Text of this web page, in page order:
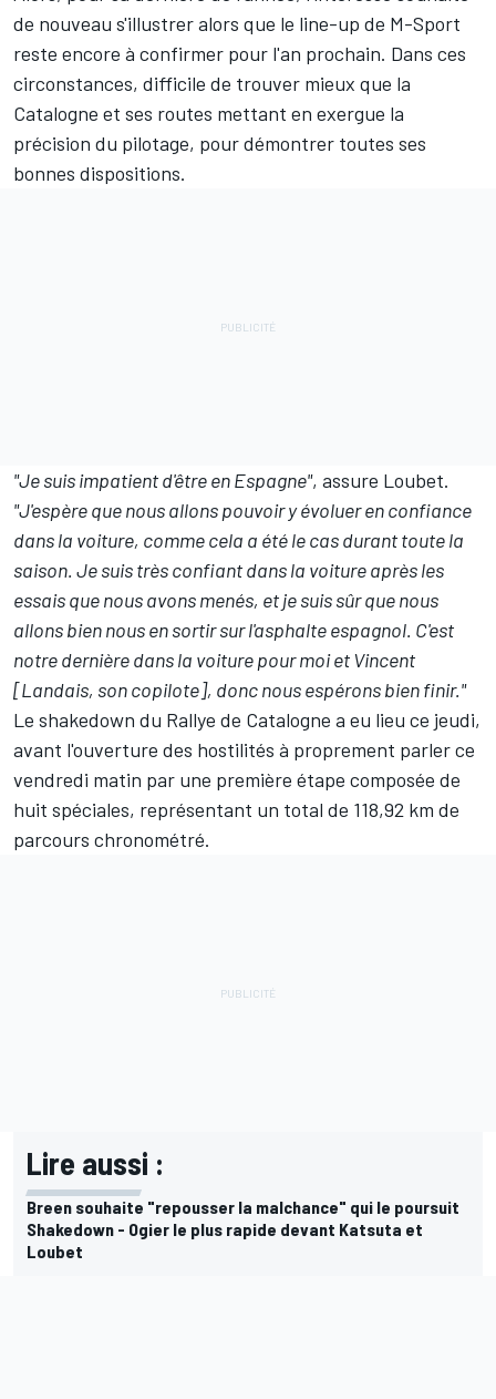
de nouveau s'illustrer alors que le line-up de M-Sport
reste encore à confirmer pour l'an prochain. Dans ces
circonstances, difficile de trouver mieux que la
Catalogne et ses routes mettant en exergue la
précision du pilotage, pour démontrer toutes ses
bonnes dispositions.
"Je suis impatient d'être en Espagne", assure Loubet.
"J'espère que nous allons pouvoir y évoluer en confiance
dans la voiture, comme cela a été le cas durant toute la
saison. Je suis très confiant dans la voiture après les
essais que nous avons menés, et je suis sûr que nous
allons bien nous en sortir sur l'asphalte espagnol. C'est
notre dernière dans la voiture pour moi et Vincent
[Landais, son copilote], donc nous espérons bien finir."
Le shakedown du Rallye de Catalogne a eu lieu ce jeudi,
avant l'ouverture des hostilités à proprement parler ce
vendredi matin par une première étape composée de
huit spéciales, représentant un total de 118,92 km de
parcours chronométré.
Lire aussi :
Breen souhaite "repousser la malchance" qui le poursuit
Shakedown - Ogier le plus rapide devant Katsuta et
Loubet